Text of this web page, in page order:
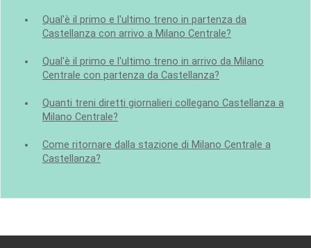
Qual'è il primo e l'ultimo treno in partenza da
Castellanza con arrivo a Milano Centrale?
Qual'è il primo e l'ultimo treno in arrivo da Milano
Centrale con partenza da Castellanza?
Quanti treni diretti giornalieri collegano Castellanza a
Milano Centrale?
Come ritornare dalla stazione di Milano Centrale a
Castellanza?